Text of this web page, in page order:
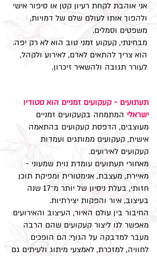
אני אוהבת לקחת רעיון קטן או סיפור אישי
ולהפוך אותו לעולם שלם של דמויות,
משפטים וסמלים.
מבחינתי, קעקוע זמני טוב הוא לא רק יפה.
הוא צריך להתאים לאדם, לאירוע ולקהל,
לעורר תגובה ולהשאיר זיכרון.
תעתועים - קעקועים זמניים הוא סטודיו
ישראלי המתמחה בקעקועים זמניים
מעוצבים, הדפסת קעקועים בהתאמה
אישית, קעקועים ממותגים ועמדות
קעקועים לאירועים.
מאחורי תעתועים עומדת נוית שמעוני -
מאיירת, מעצבת, אנימטורית ומפיקת תוכן
חזותי, בעלת ניסיון של יותר מ־17 שנה
בעיצוב, איור והפקות יצירתיות.
החיבור בין עולם האיור, העיצוב והאירועים
מאפשר לנו ליצור קעקועים שהם הרבה
מעבר למדבקה על הגוף: הם הופכים
לחוויה, למזכרת, לאמצעי מיתוג ולעיתים גם